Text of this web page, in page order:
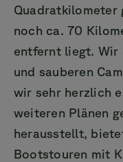
Quadratkilometer
noch ca. 70
entfernt liegt. Wir
und sauberen
wir sehr herzlich
weiteren Plänen
herausstellt,
Bootstouren mit